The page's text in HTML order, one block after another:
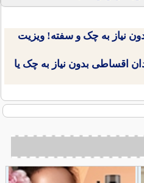
نیاز به چک و سفته! ویزیت
اقساطی بدون نیاز به چک یا